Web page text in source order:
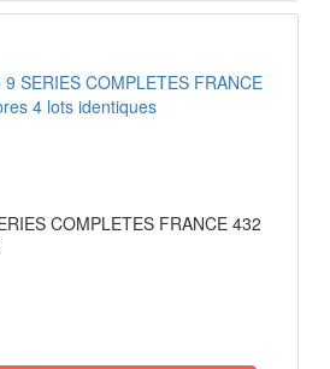
COMPLETES FRANCE 432